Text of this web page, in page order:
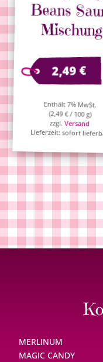
Mischung
2,49€
Enthält 7% MwSt.
(2,49€/ 100 g)
zzgl.Versand
Lieferzeit: sofort
MERLINUM
MAGIC CANDY